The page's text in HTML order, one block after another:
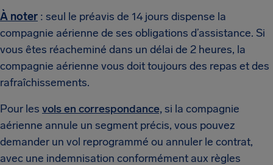
À noter : seul le préavis de 14 jours dispense la
compagnie aérienne de ses obligations d’assistance. Si
vous êtes réacheminé dans un délai de 2 heures, la
compagnie aérienne vous doit toujours des repas et des
rafraîchissements.
Pour les vols en correspondance,si la compagnie
aérienne annule un segment précis, vous pouvez
demander un vol reprogrammé ou annuler le contrat,
avec une indemnisation conformément aux règles